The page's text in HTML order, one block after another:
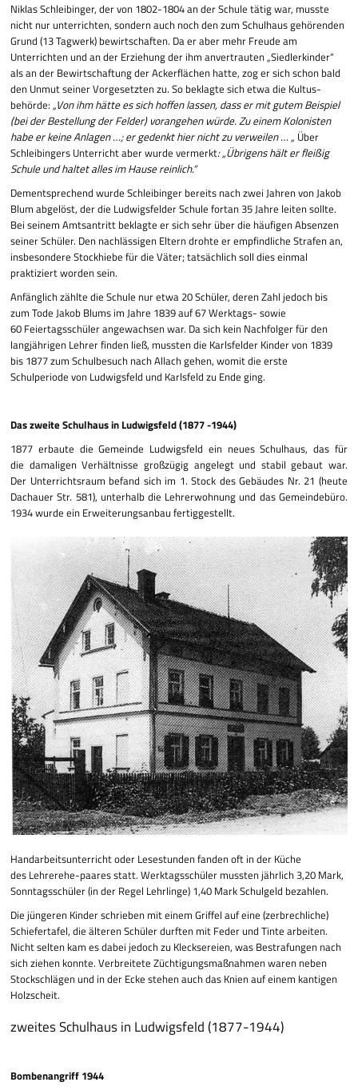
Niklas Schleibinger, der von 1802-1804 an der Schule tätig war, musste
nicht nur un­ter­­richten, sondern auch noch den zum Schulhaus gehörenden
Grund (13 Tagwerk) bewirt­schaften. Da er aber mehr Freude am
Unterrichten und an der Erziehung der ihm anvertrauten „Siedlerkinder“
als an der Bewirtschaftung der Ackerflächen hatte, zog er sich schon bald
den Unmut seiner Vorgesetzten zu. So beklagte sich etwa die Kultus­
behörde:„Von ihm hätte es sich hoffen lassen, dass er mit gutem Beispiel
(bei der Bestellung der Felder) vorangehen würde. Zu einem Kolonisten
habe er keine Anlagen …; er gedenkt hier nicht zu verweilen … „ Über
Schleibingers Unterricht aber wurde vermerkt: „Übrigens hält er fleißig
Schule und haltet alles im Hause reinlich.“
Dementsprechend wurde Schleibinger bereits nach zwei Jahren von Jakob
Blum abgelöst, der die Ludwigsfelder Schule fortan 35 Jahre leiten sollte.
Bei seinem Amtsantritt beklagte er sich sehr über die häufigen Absenzen
seiner Schüler. Den nachlässigen Eltern drohte er empfindliche Strafen an,
insbesondere Stockhiebe für die Väter; tatsächlich soll dies einmal
praktiziert worden sein.
Anfänglich zählte die Schule nur etwa 20 Schüler, deren Zahl jedoch bis
zum Tode Jakob Blums im Jahre 1839 auf 67 Werktags- sowie
60 Feiertags­schüler angewachsen war. Da sich kein Nachfolger für den
langjährigen Lehrer finden ließ, mussten die Karlsfelder Kinder von 1839
bis 1877 zum Schulbesuch nach Allach gehen, womit die erste
Schulperiode von Ludwigsfeld und Karlsfeld zu Ende ging.
Das zweite Schulhaus in Ludwigsfeld (1877 -1944)
1877 erbaute die Gemeinde Ludwigsfeld ein neues Schulhaus, das für
die damaligen Verhältnisse großzügig angelegt und stabil gebaut war.
Der Unterrichtsraum befand sich im 1. Stock des Gebäudes Nr. 21 (heute
Dachauer Str. 581), unterhalb die Lehrer­wohnung und das Gemeindebüro.
1934 wurde ein Erweiterungsanbau fertiggestellt.
Handarbeitsunterricht oder Lesestunden fanden oft in der Küche
des Lehrerehe-paares statt. Werktagsschüler mussten jährlich 3,20 Mark,
Sonntags­schüler (in der Regel Lehrlinge) 1,40 Mark Schulgeld bezahlen.
Die jüngeren Kinder schrieben mit einem Griffel auf eine (zerbrechliche)
Schiefer­tafel, die älteren Schüler durften mit Feder und Tinte arbeiten.
Nicht selten kam es dabei jedoch zu Klecksereien, was Bestrafungen nach
sich ziehen konnte. Verbreitete Züchtigungsmaß­nahmen waren neben
Stockschlägen und in der Ecke stehen auch das Knien auf einem kantigen
Holz­scheit.
zweites Schulhaus in Ludwigsfeld (1877-1944)
Bombenangriff 1944